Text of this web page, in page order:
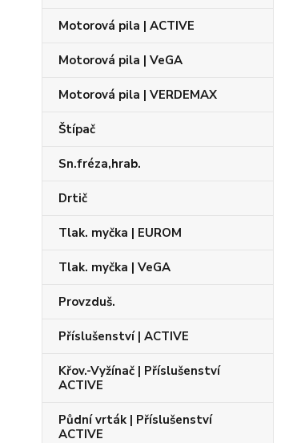
Motorová pila | ACTIVE
Motorová pila | VeGA
Motorová pila | VERDEMAX
Štípač
Sn.fréza,hrab.
Drtič
Tlak. myčka | EUROM
Tlak. myčka | VeGA
Provzduš.
Příslušenství | ACTIVE
Křov.-Vyžínač | Příslušenství
ACTIVE
Půdní vrták | Příslušenství
ACTIVE